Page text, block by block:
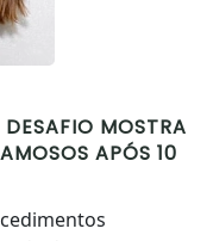
DESAFIO MOSTRA
APÓS 10